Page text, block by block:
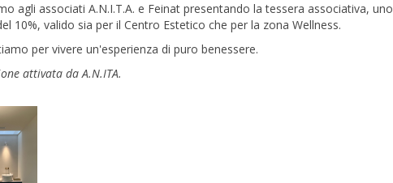
agli associati A.N.I.T.A. e Feinat presentando la tessera associativa, uno
10%, valido sia per il Centro Estetico che per la zona Wellness.
per vivere un'esperienza di puro benessere.
attivata da A.N.ITA.